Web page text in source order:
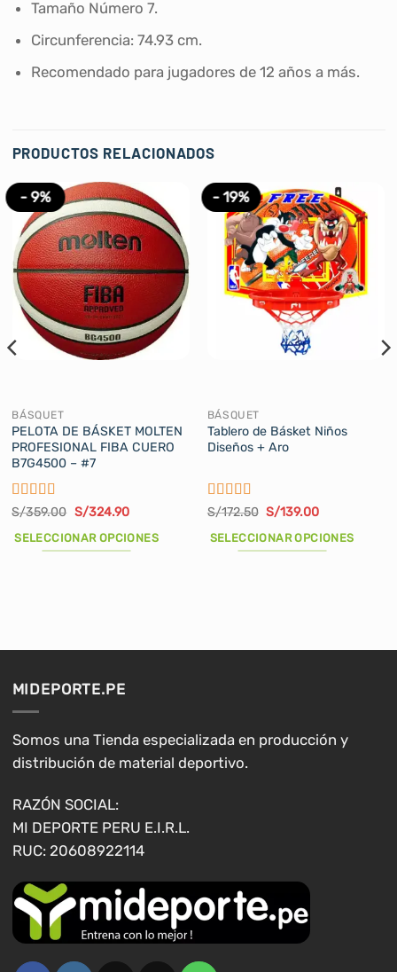
Tamaño Número 7.
Circunferencia: 74.93 cm.
Recomendado para jugadores de 12 años a más.
PRODUCTOS RELACIONADOS
- 9%
BÁSQUET
PELOTA DE BÁSKET MOLTEN
PROFESIONAL FIBA CUERO
B7G4500 – #7
Valorado
S/359.00 El
original
era:
S/324.90El
actual
es:
SELECCIONAR OPCIONES
se
pueden
elegir
en
página
de
producto
- 19%
BÁSQUET
Tablero de Básket Niños
Diseños + Aro
Valorado
S/172.50 El
original
era:
S/139.00El
actual
es:
SELECCIONAR OPCIONES
elegir
en
MIDEPORTE.PE
Somos una Tienda especializada en producción y
distribución de material deportivo.
RAZÓN SOCIAL:
MI DEPORTE PERU E.I.R.L.
RUC: 20608922114